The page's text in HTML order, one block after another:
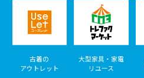
古着の
アウトレット
大型家具・家電
リユース